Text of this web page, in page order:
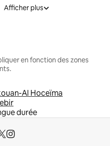
Afficher plus
en fonction des zones
Al Hoceïma
durée